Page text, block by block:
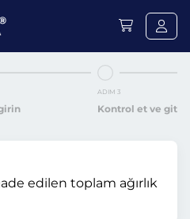
ADIM 3
Kontrol et ve git
edilen toplam ağırlık